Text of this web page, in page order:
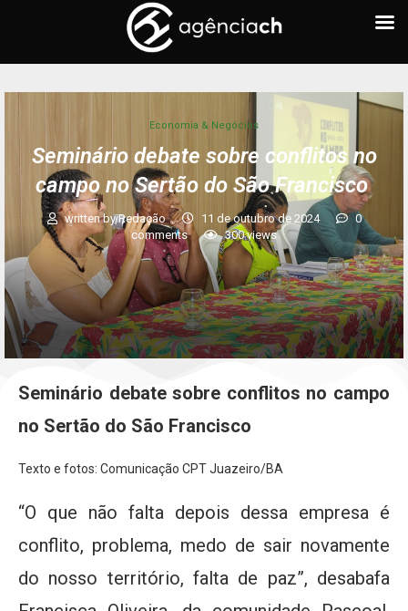
Economia & Negócios
Seminário debate sobre conflitos no
campo no Sertão do São Francisco
written byRedação 11 de outubro de 2024
0
comments
300views
Seminário debate sobre conflitos no campo
no Sertão do São Francisco
Texto e fotos: Comunicação CPT Juazeiro/BA
“O que não falta depois dessa empresa é
conflito, problema, medo de sair novamente
do nosso território, falta de paz”, desabafa